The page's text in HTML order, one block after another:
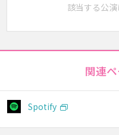
該当する公演
関連
Spotify